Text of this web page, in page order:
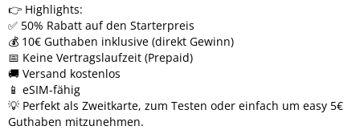
👉 Highlights:
✅ 50% Rabatt auf den Starterpreis
💰 10€ Guthaben inklusive (direkt Gewinn)
📅 Keine Vertragslaufzeit (Prepaid)
🚚 Versand kostenlos
📱 eSIM-fähig
💡 Perfekt als Zweitkarte, zum Testen oder einfach um easy 5€
Guthaben mitzunehmen.